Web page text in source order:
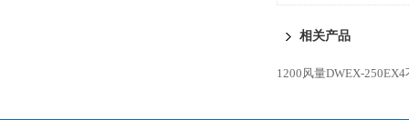
相关产品
1200风量DWEX-